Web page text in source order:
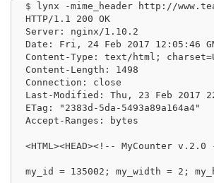
$ lynx -mime_header http://
HTTP/1.1 200 OK
Server: nginx/1.10.2
Date: Fri, 24 Feb 2017 12:05:46
Content-Type: text/html;
Content-Length: 1498
Connection: close
Last-Modified: Thu, 23 Feb 2017
ETag: "2383d-5da-5493a89a164a4"
Accept-Ranges: bytes
<HTML><HEAD><!-- MyCounter
my_id = 135002; my_width = 2;